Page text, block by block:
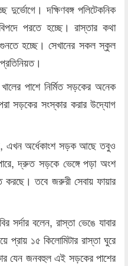
দক্ষিণবঙ্গ পলিটেকনিক
পরতে হচ্ছে। রাস্তার কথা
হচ্ছে। সেখানের সকল স্কুল
পাশে নির্মিত সড়কের অনেক
সড়কের সংস্কার করার উদ্যোগ
এখন অর্ধেকাংশ সড়ক আছে তবুও
দ্রুত সড়কে ভেঙ্গে পড়া অংশ
করছে। তবে জরুরী সেবায় ফায়ার
সর্দার বলেন, রাস্তা ভেঙে যাবার
প্রায় ১৫ কিলোমিটার রাস্তা ঘুরে
যেন জনবহুল এই সড়কের পাশের